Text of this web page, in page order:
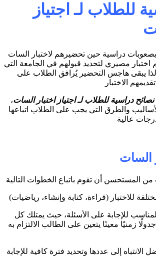
للطلاب لـ اجتياز
دراسية حين تحضيرهم لاختبار السات
اختبار مصيري لتحديد قبولهم في الجامعة التي
لذا يبقى هاجس التحضير يُرافق الطلاب على
نصائح دراسية للطلاب لـ اجتياز اختبار السات،
والطرق التي يجب على الطلاب اتباعها
عالية
السات
من المستحسن أن تقوم باتباع الخطوات التالية
للاختبار (قراءة، كتابة وإنشاء، رياضيات)
للإجابة على الأسئلة، حيث يمتلك كل
زمنيًا معينًا يتعين على الطالب الالتزام به
الانتباه إلى عددها وتحديد فترة كافية للإجابة